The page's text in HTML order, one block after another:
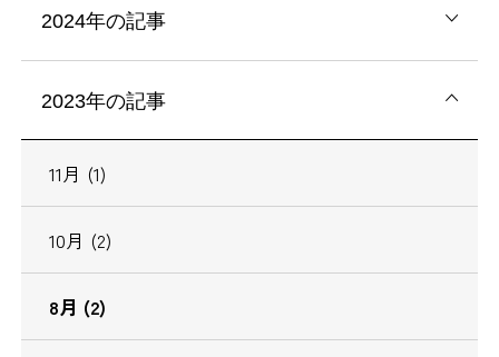
2024年の記事
2023年の記事
11月 (1)
10月 (2)
8月 (2)